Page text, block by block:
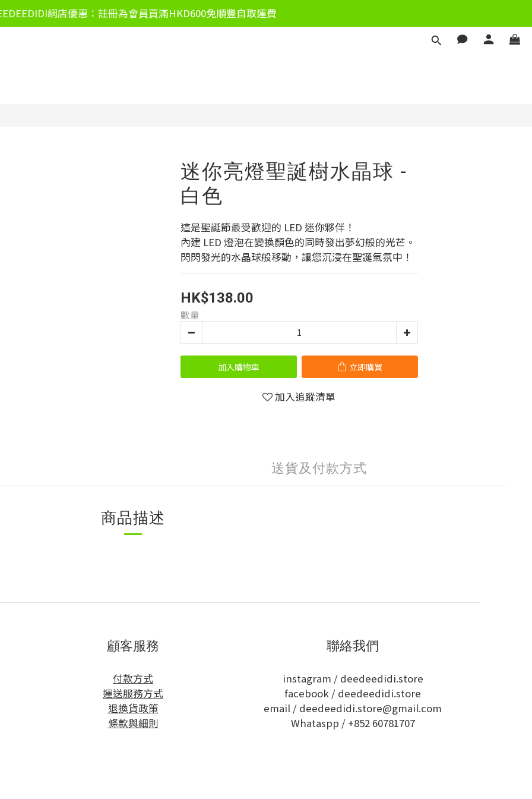
網店優惠：註冊為會員買滿HKD600免順豐自取運費
迷你亮燈聖誕樹水晶球 -
白色
這是聖誕節最受歡迎的 LED 迷你夥伴！
內建 LED 燈泡在變換顏色的同時發出夢幻般的光芒。
閃閃發光的水晶球般移動，讓您沉浸在聖誕氣氛中！
HK$138.00
數量
加入購物車 立即購買
加入追蹤清單
送貨及付款方式
商品描述
立即購買
顧客服務
付款方式
運送服務方式
退換貨政策
條款與細則
聯絡我們
instagram / deedeedidi.store
facebook / deedeedidi.store
email / deedeedidi.store@gmail.com
Whataspp / +852 60781707